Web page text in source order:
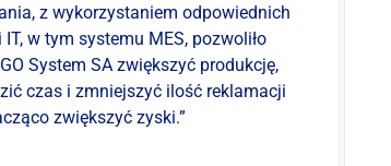
z wykorzystaniem odpowiednich
IT, w tym systemu MES, pozwoliło
System SA zwiększyć produkcję,
czas i zmniejszyć ilość reklamacji
zwiększyć zyski.”